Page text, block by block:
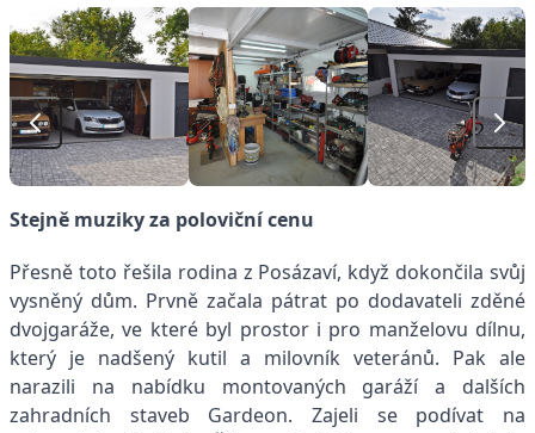
Stejně muziky za poloviční cenu
Přesně toto řešila rodina z Posázaví, když dokončila svůj
vysněný dům. Prvně začala pátrat po dodavateli zděné
dvojgaráže, ve které byl prostor i pro manželovu dílnu,
který je nadšený kutil a milovník veteránů. Pak ale
narazili na nabídku montovaných garáží a dalších
zahradních staveb Gardeon. Zajeli se podívat na